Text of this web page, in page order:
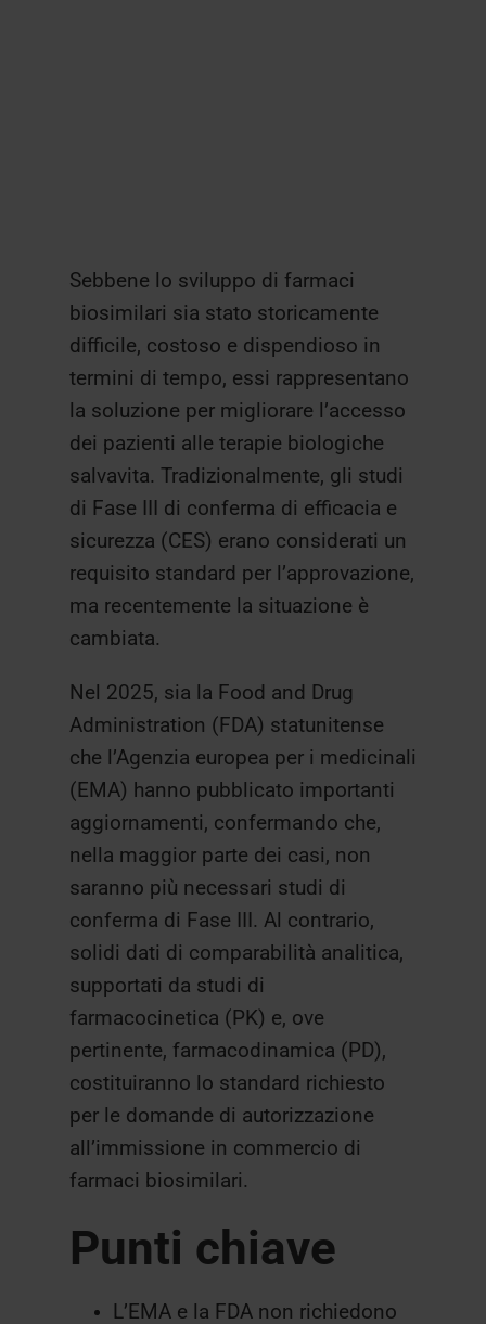
Sebbene lo sviluppo di farmaci
biosimilari sia stato storicamente
difficile, costoso e dispendioso in
termini di tempo, essi rappresentano
la soluzione per migliorare l’accesso
dei pazienti alle terapie biologiche
salvavita. Tradizionalmente, gli studi
di Fase III di conferma di efficacia e
sicurezza (CES) erano considerati un
requisito standard per l’approvazione,
ma recentemente la situazione è
cambiata.
Nel 2025, sia la Food and Drug
Administration (FDA) statunitense
che l’Agenzia europea per i medicinali
(EMA) hanno pubblicato importanti
aggiornamenti, confermando che,
nella maggior parte dei casi, non
saranno più necessari studi di
conferma di Fase III. Al contrario,
solidi dati di comparabilità analitica,
supportati da studi di
farmacocinetica (PK) e, ove
pertinente, farmacodinamica (PD),
costituiranno lo standard richiesto
per le domande di autorizzazione
all’immissione in commercio di
farmaci biosimilari.
Punti chiave
L’EMA e la FDA non richiedono